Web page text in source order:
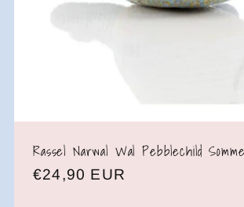
Rassel Narwal Wal Pebblechild
Normaler
€24,90 EUR